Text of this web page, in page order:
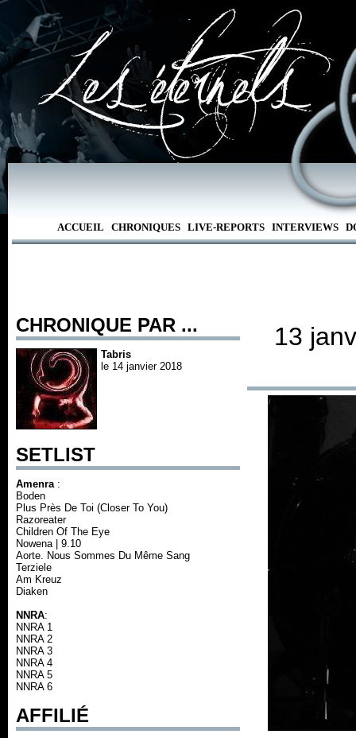
ACCUEIL CHRONIQUES LIVE-REPORTS INTERVIEWS
CHRONIQUE PAR ...
Tabris
le 14 janvier 2018
SETLIST
Amenra:
Boden
Plus Près De Toi (Closer To You)
Razoreater
Children Of The Eye
Nowena | 9.10
Aorte. Nous Sommes Du Même Sang
Terziele
Am Kreuz
Diaken
NNRA:
NNRA 1
NNRA 2
NNRA 3
NNRA 4
NNRA 5
NNRA 6
AFFILIÉ
13